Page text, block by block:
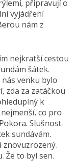
připravují o
vyjádření
nám z
nejkratší cestou
šátek.
venku bylo
zda za zatáčkou
k
co pro
Slušnost.
sundávám.
znovuzrozený.
Že to byl sen.